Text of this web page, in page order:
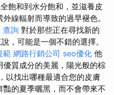
飽和到水分飽和，並滋養皮
線輻射而導致的過早褪色。
查詢 對於那些正在尋找新的
，可能是一個不錯的選擇。
範 網路行銷公司 seo優化 他
質成分的美麗，陽光般的棕
以找出哪種最適合您的皮膚
的夏季曬黑，而不會帶來不